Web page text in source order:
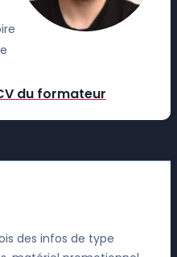
du formateur
des infos de type